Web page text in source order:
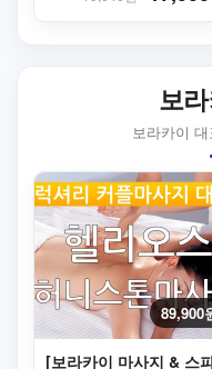
보
보라카이
89,900
[보라카이 마사지 & 스